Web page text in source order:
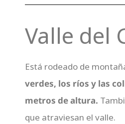
Valle del
Está rodeado de
verdes, los ríos y las
metros de altura.
que atraviesan el valle.